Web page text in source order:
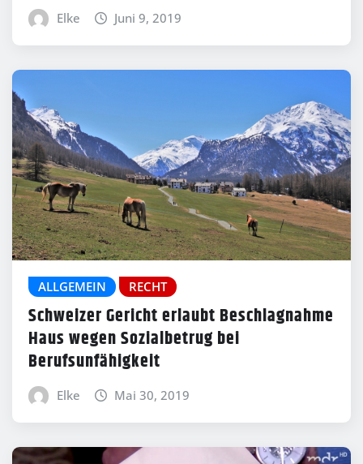
Elke Juni 9, 2019
ALLGEMEIN RECHT
Schweizer Gericht erlaubt Beschlagnahme
Haus wegen Sozialbetrug bei
Berufsunfähigkeit
Elke Mai 30, 2019